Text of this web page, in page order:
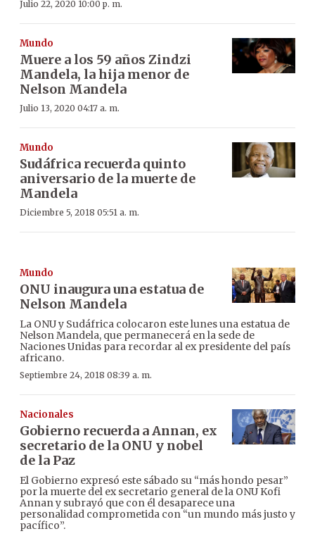
Julio 22, 2020 10:00 p. m.
Mundo
Muere a los 59 años Zindzi
Mandela, la hija menor de
Nelson Mandela
Julio 13, 2020 04:17 a. m.
Mundo
Sudáfrica recuerda quinto
aniversario de la muerte de
Mandela
Diciembre 5, 2018 05:51 a. m.
Mundo
ONU inaugura una estatua de
Nelson Mandela
La ONU y Sudáfrica colocaron este lunes una estatua de
Nelson Mandela, que permanecerá en la sede de
Naciones Unidas para recordar al ex presidente del país
africano.
Septiembre 24, 2018 08:39 a. m.
Nacionales
Gobierno recuerda a Annan, ex
secretario de la ONU y nobel
de la Paz
El Gobierno expresó este sábado su “más hondo pesar”
por la muerte del ex secretario general de la ONU Kofi
Annan y subrayó que con él desaparece una
personalidad comprometida con “un mundo más justo y
pacífico”.